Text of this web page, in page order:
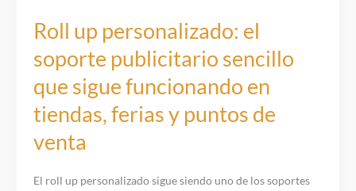
Plástico:
El
Momento
Perfecto
para
Cambiar
el
de
Roll up personalizado: el
soporte publicitario sencillo
que sigue funcionando en
tiendas, ferias y puntos de
venta
El roll up personalizado sigue siendo uno de los soportes